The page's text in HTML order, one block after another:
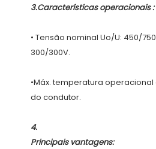
3.Características operacionais :
• Tensão nominal Uo/U: 450/
•Máx. temperatura
Principais vantagens: